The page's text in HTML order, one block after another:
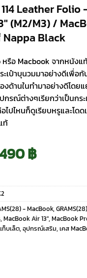
Leather Folio
(M2/M3) /
Nappa Black
หรือ Macbook จากหนัง
ะเป๋าบุนวมมาอย่างดีเพื่อ
งด้านในทำมาอย่างดีโดย
รณ์ต่างๆเรียกว่าเป็นกร
ปไหนก็ดูเรียบหรูและโดด
ท้
฿.
฿Current
price
is:
8,490 ฿.
- MacBook,
, MacBook Air 13″, MacBook
ท็บเล็ต, อุปกรณ์เสริม, เคส